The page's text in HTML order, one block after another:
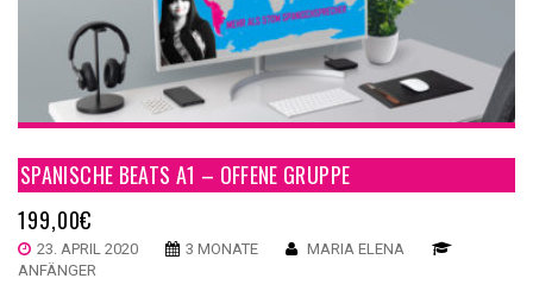
SPANISCHE BEATS A1 – OFFENE GRUPPE
199,00€
23. APRIL 2020 3 MONATE
MARIA ELENA
ANFÄNGER